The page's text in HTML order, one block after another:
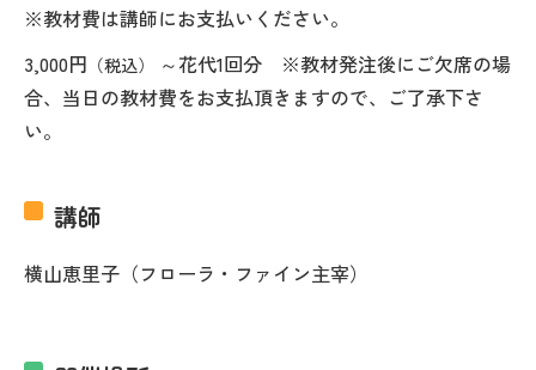
※教材費は講師にお支払いください。
3,000円 （税込）
～花代1回分 ※教材発注後にご欠席の場
合、当日の教材費をお支払頂きますので、ご了承下さ
い。
講師
横山恵里子（フローラ・ファイン主宰）